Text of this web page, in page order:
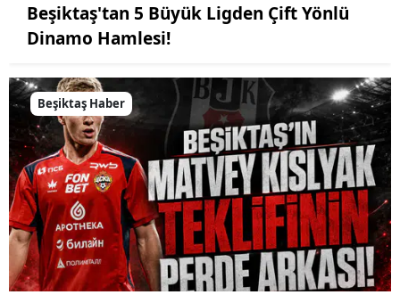
Beşiktaş'tan 5 Büyük Ligden Çift Yönlü
Dinamo Hamlesi!
Beşiktaş Haber